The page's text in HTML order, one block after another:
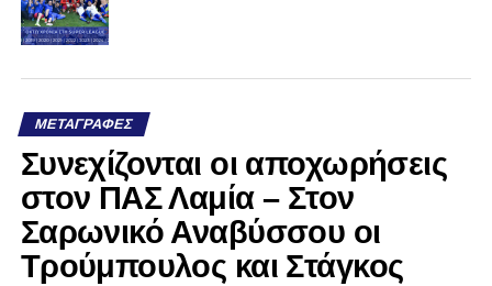
ΜΕΤΑΓΡΑΦΈΣ
Συνεχίζονται οι αποχωρήσεις
στον ΠΑΣ Λαμία – Στον
Σαρωνικό Αναβύσσου οι
Τρούμπουλος και Στάγκος